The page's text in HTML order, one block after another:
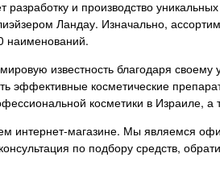
и производство
Ландау. Изначально,
наименований.
известность благодаря
эффективные косметические
косметики в Израиле, а
интернет-магазине. Мы являемся
по подбору средств,